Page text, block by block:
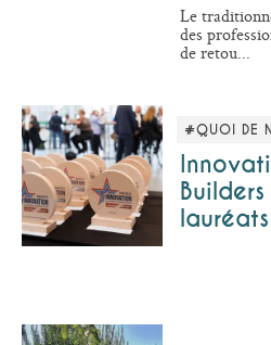
Le
des
de retou...
#QUOI DE